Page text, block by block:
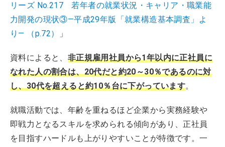
リーズ No.217 若年者の就業状況・キャリア・職業能
力開発の現状③―平成29年版「就業構造基本調査」よ
り― （p.72）
」
資料によると、 非正規雇用社員から1年以内に正社員に
なれた人の割合は、20代だと約20～30％であるのに対
し、30代を超えると約10％台に下がっています。
就職活動では、年齢を重ねるほど企業から実務経験や
即戦力となるスキルを求められる傾向があり、正社員
を目指すハードルも上がりやすいことが特徴です。一